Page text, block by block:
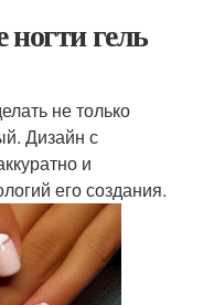
гель
не только
Дизайн с
и
его создания.